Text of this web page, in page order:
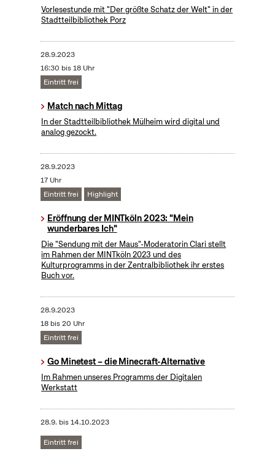
Vorlesestunde mit "Der größte Schatz der Welt" in der
Stadtteilbibliothek Porz
28.9.2023
16:30 bis 18 Uhr
Eintritt frei
Match nach Mittag
In der Stadtteilbibliothek Mülheim wird digital und
analog gezockt.
28.9.2023
17 Uhr
Eintritt frei
Highlight
Eröffnung der MINTköln 2023: "Mein
wunderbares Ich"
Die "Sendung mit der Maus"-Moderatorin Clari stellt
im Rahmen der MINTköln 2023 und des
Kulturprogramms in der Zentralbibliothek ihr erstes
Buch vor.
28.9.2023
18 bis 20 Uhr
Eintritt frei
Go Minetest – die Minecraft-Alternative
Im Rahmen unseres Programms der Digitalen
Werkstatt
28.9. bis14.10.2023
Eintritt frei